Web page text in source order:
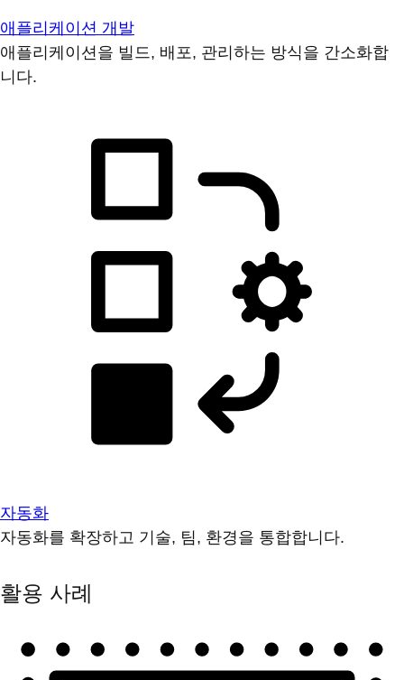
애플리케이션 개발
애플리케이션을 빌드, 배포, 관리하는 방식을 간소화합
니다.
자동화
자동화를 확장하고 기술, 팀, 환경을 통합합니다.
활용 사례